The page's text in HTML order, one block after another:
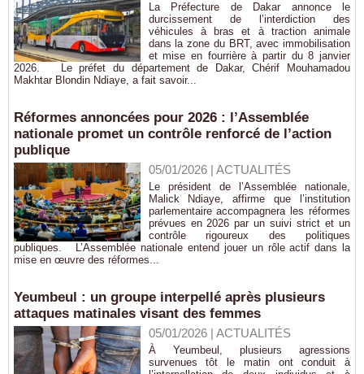
La Préfecture de Dakar annonce le
durcissement de l’interdiction des
véhicules à bras et à traction animale
dans la zone du BRT, avec immobilisation
et mise en fourrière à partir du 8 janvier
2026. Le préfet du département de Dakar, Chérif Mouhamadou
Makhtar Blondin Ndiaye, a fait savoir...
Réformes annoncées pour 2026 : l’Assemblée
nationale promet un contrôle renforcé de l’action
publique
05/01/2026| ACTUALITÉS
Le président de l’Assemblée nationale,
Malick Ndiaye, affirme que l’institution
parlementaire accompagnera les réformes
prévues en 2026 par un suivi strict et un
contrôle rigoureux des politiques
publiques. L’Assemblée nationale entend jouer un rôle actif dans la
mise en œuvre des réformes...
Yeumbeul : un groupe interpellé après plusieurs
attaques matinales visant des femmes
05/01/2026| ACTUALITÉS
À Yeumbeul, plusieurs agressions
survenues tôt le matin ont conduit à